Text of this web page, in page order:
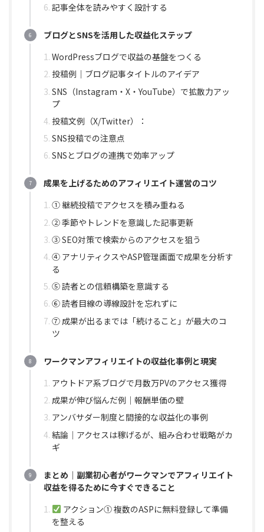
記事全体を読みやすく設計する
ブログとSNSを活用した収益化ステップ
WordPressブログで収益の基盤をつくる
投稿例｜ブログ記事タイトルのアイデア
SNS（Instagram・X・YouTube）で拡散力アッ
プ
投稿文例（X/Twitter）：
SNS投稿での注意点
SNSとブログの連携で効率アップ
成果を上げるためのアフィリエイト運営のコツ
① 継続投稿でアクセスを積み重ねる
② 季節やトレンドを意識した記事更新
③ SEO対策で検索からのアクセスを狙う
④ アナリティクスやASP管理画面で成果を分析す
る
⑤ 読者との信頼構築を意識する
⑥ 読者目線の導線設計を忘れずに
⑦ 成果が出るまでは「続けること」が最大のコ
ツ
ワークマンアフィリエイトの収益化事例と現実
アウトドア系ブログで月数万PVのアクセス獲得
成果が伸び悩んだ例｜報酬単価の壁
アンバサダー制度と間接的な収益化の事例
結論｜アクセスは稼げるが、組み合わせ戦略がカ
ギ
まとめ｜副業初心者がワークマンでアフィリエイト
収益を得るために今すぐできること
アクション① 複数のASPに無料登録して準備
を整える